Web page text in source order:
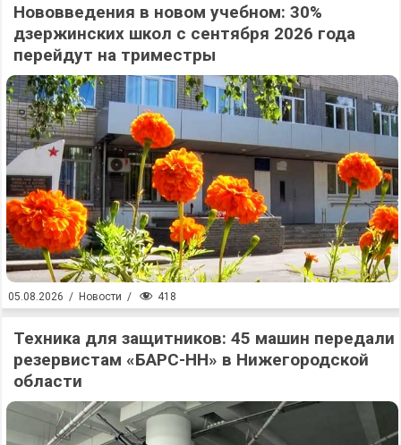
Нововведения в новом учебном: 30%
дзержинских школ с сентября 2026 года
перейдут на триместры
05.08.2026 / Новости / 418
Техника для защитников: 45 машин передали
резервистам «БАРС-НН» в Нижегородской
области